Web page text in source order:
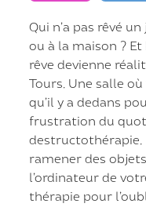
Qui n’a pas rêvé
ou à la maison ?
rêve devienne
Tours. Une salle
qu’il y a dedans
frustration du
destructothérapie.
ramener des
l’ordinateur de
thérapie pour